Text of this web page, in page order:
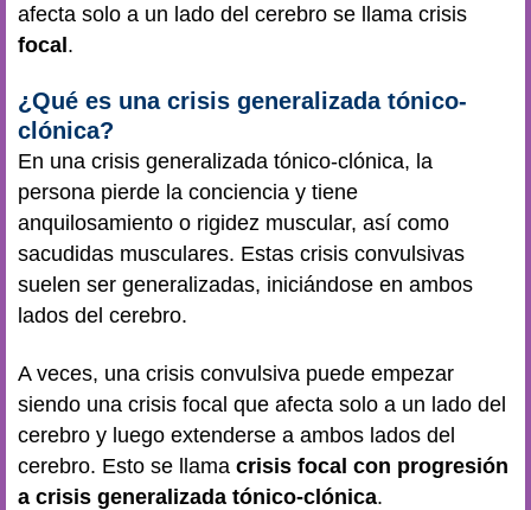
afecta solo a un lado del cerebro se llama crisis
focal.
¿Qué es una crisis generalizada tónico-
clónica?
En una crisis generalizada tónico-clónica, la
persona pierde la conciencia y tiene
anquilosamiento o rigidez muscular, así como
sacudidas musculares. Estas crisis convulsivas
suelen ser generalizadas, iniciándose en ambos
lados del cerebro.
A veces, una crisis convulsiva puede empezar
siendo una crisis focal que afecta solo a un lado del
cerebro y luego extenderse a ambos lados del
cerebro. Esto se llama crisis focal con progresión
a crisis generalizada tónico-clónica.